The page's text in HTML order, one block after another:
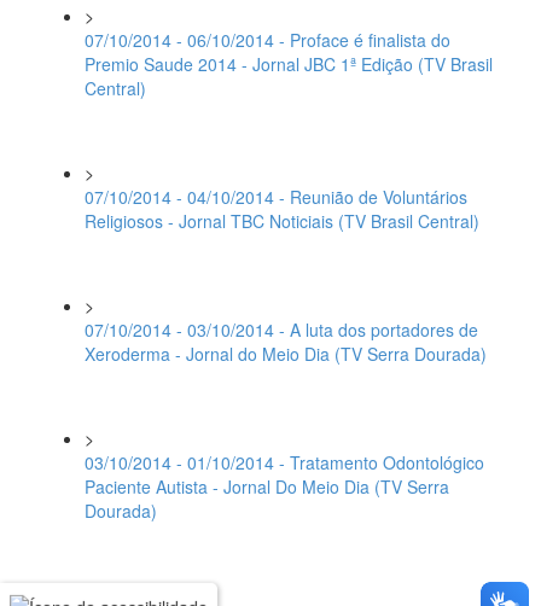
>
07/10/2014 - 06/10/2014 - Proface é finalista do
Premio Saude 2014 - Jornal JBC 1ª Edição (TV Brasil
Central)
>
07/10/2014 - 04/10/2014 - Reunião de Voluntários
Religiosos - Jornal TBC Noticiais (TV Brasil Central)
>
07/10/2014 - 03/10/2014 - A luta dos portadores de
Xeroderma - Jornal do Meio Dia (TV Serra Dourada)
>
03/10/2014 - 01/10/2014 - Tratamento Odontológico
Paciente Autista - Jornal Do Meio Dia (TV Serra
Dourada)